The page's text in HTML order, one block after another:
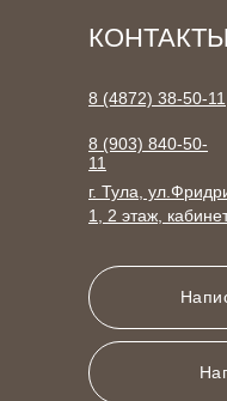
г. Тула,
1, 2 этаж,
КОНТАКТЫ
8 (903) 840-50-
11
8 (4872) 38-50-11